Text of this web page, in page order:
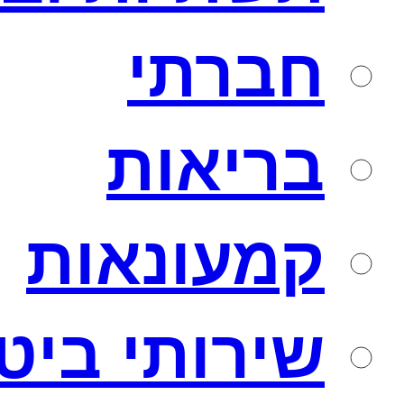
חברתי
בריאות
קמעונאות
שירותי